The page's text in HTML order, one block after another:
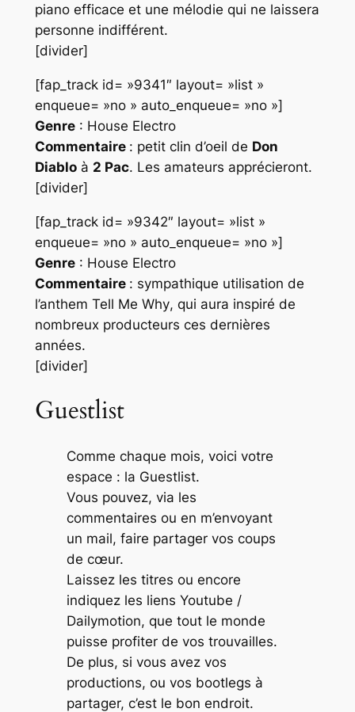
piano efficace et une mélodie qui ne laissera
personne indifférent.
[divider]
[fap_track id= »9341″ layout= »list »
enqueue= »no » auto_enqueue= »no »]
Genre: House Electro
Commentaire : petit clin d’oeil de Don
Diabloà 2 Pac. Les amateurs apprécieront.
[divider]
[fap_track id= »9342″ layout= »list »
enqueue= »no » auto_enqueue= »no »]
Genre: House Electro
Commentaire : sympathique utilisation de
l’anthem Tell Me Why, qui aura inspiré de
nombreux producteurs ces dernières
années.
[divider]
Guestlist
Comme chaque mois, voici votre
espace : la Guestlist.
Vous pouvez, via les
commentaires ou en m’envoyant
un mail, faire partager vos coups
de cœur.
Laissez les titres ou encore
indiquez les liens Youtube /
Dailymotion, que tout le monde
puisse profiter de vos trouvailles.
De plus, si vous avez vos
productions, ou vos bootlegs à
partager, c’est le bon endroit.